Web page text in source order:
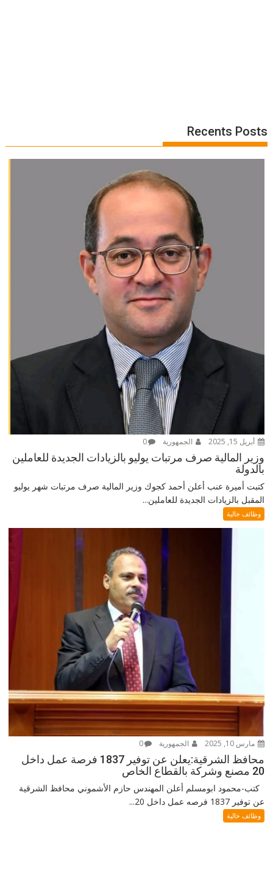
Recents Posts
أبريل 15, 2025 الجمهورية 0
وزير المالية صرف مرتبات يوليو بالزيادات الجديدة للعاملين
بالدولة
كتبت أميرة عنب أعلن أحمد كجوك وزير المالية صرف مرتبات شهر يوليو
المقبل بالزيادات الجديدة للعاملين...
وظائف خالية
مارس 10, 2025 الجمهورية 0
محافظ الشرقية:يعلن عن توفير 1837 فرصة عمل داخل
20 مصنع وشركة بالقطاع الخاص
كتب-محمود ابومسلم أعلن المهندس حازم الأشموني محافظ الشرقية
عن توفير 1837 فرصه عمل داخل 20...
وظائف خالية